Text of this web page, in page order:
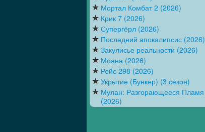
Мортал Комбат 2 (2026)
Крик 7 (2026)
Супергёрл (2026)
Последний апокалипсис (2026)
Закулисье реальности (2026)
Моана (2026)
Рейс 298 (2026)
Укрытие (Бункер) (3 сезон)
Мулан: Разгорающееся Пламя
(2026)